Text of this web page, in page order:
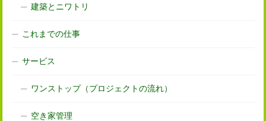
建築とニワトリ
これまでの仕事
サービス
ワンストップ（プロジェクトの流れ）
空き家管理